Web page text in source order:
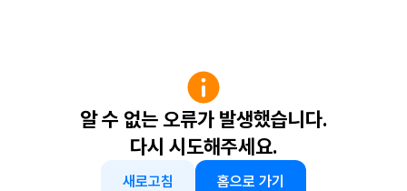
알 수 없는 오류가 발생했습니다.
다시 시도해주세요.
새로고침 홈으로 가기